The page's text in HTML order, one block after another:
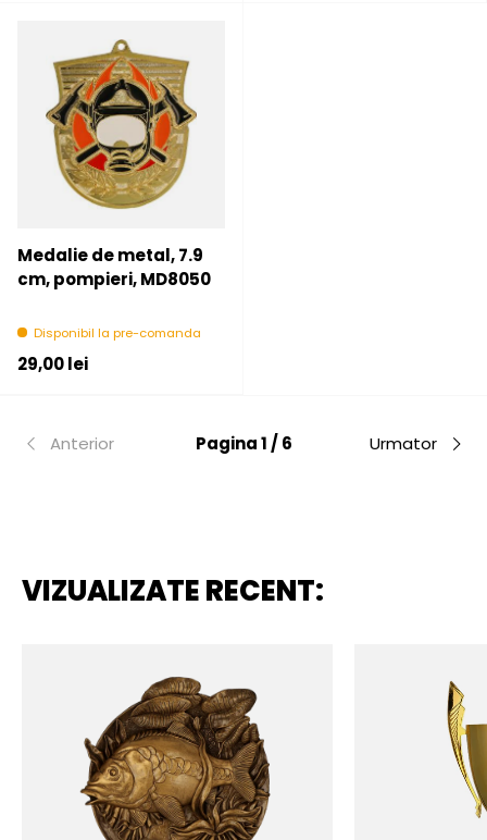
Medalie de metal, 7.9
cm, pompieri, MD8050
Disponibil la pre-comanda
Pret initial
29,00 lei
Anterior Pagina 1 / 6 Urmator
VIZUALIZATE RECENT: